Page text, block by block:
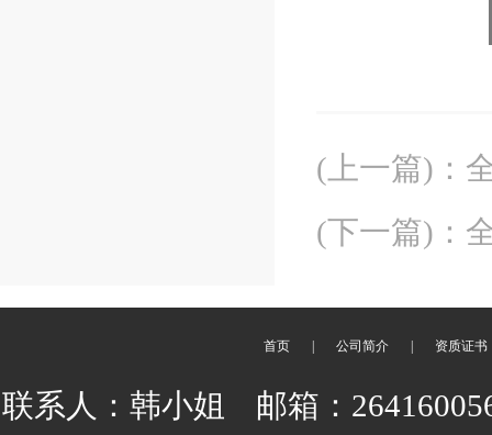
(上一篇) ：
(下一篇) ：
首页 公司简介 资质证书
联系人：韩小姐 邮箱：